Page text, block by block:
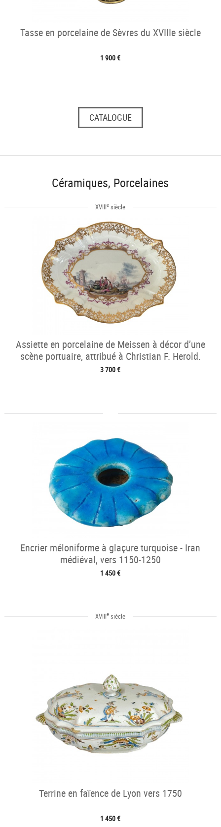
Tasse en porcelaine de Sèvres du XVIIIe siècle
1 900 €
CATALOGUE
Céramiques, Porcelaines
XVIIIe siècle
Assiette en porcelaine de Meissen à décor d’une
scène portuaire, attribué à Christian F. Herold.
3 700 €
Encrier méloniforme à glaçure turquoise - Iran
médiéval, vers 1150-1250
1 450 €
XVIIIe siècle
Terrine en faïence de Lyon vers 1750
1 450 €